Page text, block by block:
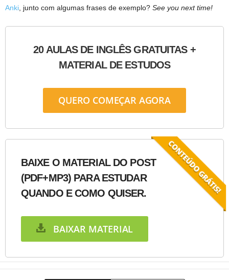
Anki , junto com algumas frases de exemplo? See you next time!
20 AULAS DE INGLÊS GRATUITAS +
MATERIAL DE ESTUDOS
QUERO COMEÇAR AGORA
BAIXE O MATERIAL DO POST
(PDF+MP3) PARA ESTUDAR
QUANDO E COMO QUISER.
BAIXAR MATERIAL